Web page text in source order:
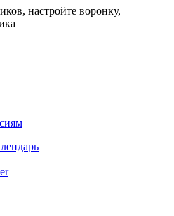
настройте воронку,